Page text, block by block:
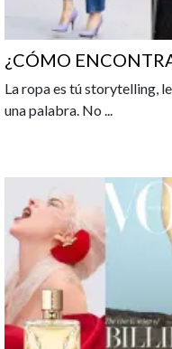
¿CÓMO
La ropa es tú storytelling,
una palabra. No